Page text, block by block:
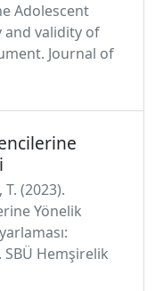
Adolescent
and validity of
Journal of
T. (2023).
Yönelik
SBÜ Hemşirelik